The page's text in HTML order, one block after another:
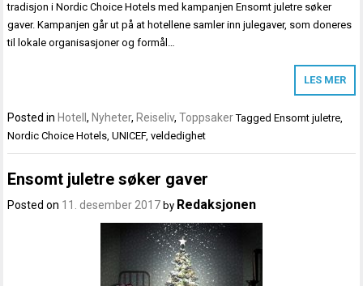
tradisjon i Nordic Choice Hotels med kampanjen Ensomt juletre søker
gaver. Kampanjen går ut på at hotellene samler inn julegaver, som doneres
til lokale organisasjoner og formål…
LES MER
Posted in Hotell, Nyheter, Reiseliv,Toppsaker TaggedEnsomt juletre,
Nordic Choice Hotels,UNICEF,veldedighet
Ensomt juletre søker gaver
Posted on 11. desember 2017 by Redaksjonen